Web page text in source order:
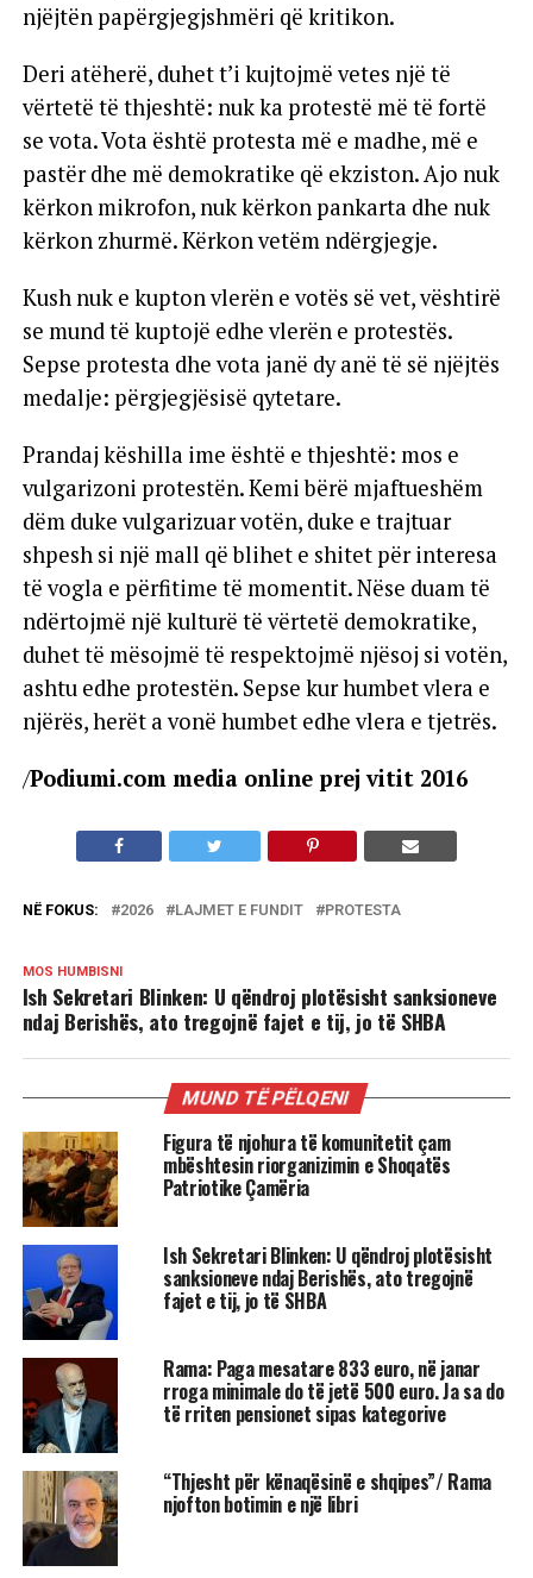
njëjtën papërgjegjshmëri që kritikon.
Deri atëherë, duhet t’i kujtojmë vetes një të
vërtetë të thjeshtë: nuk ka protestë më të fortë
se vota. Vota është protesta më e madhe, më e
pastër dhe më demokratike që ekziston. Ajo nuk
kërkon mikrofon, nuk kërkon pankarta dhe nuk
kërkon zhurmë. Kërkon vetëm ndërgjegje.
Kush nuk e kupton vlerën e votës së vet, vështirë
se mund të kuptojë edhe vlerën e protestës.
Sepse protesta dhe vota janë dy anë të së njëjtës
medalje: përgjegjësisë qytetare.
Prandaj këshilla ime është e thjeshtë: mos e
vulgarizoni protestën. Kemi bërë mjaftueshëm
dëm duke vulgarizuar votën, duke e trajtuar
shpesh si një mall që blihet e shitet për interesa
të vogla e përfitime të momentit. Nëse duam të
ndërtojmë një kulturë të vërtetë demokratike,
duhet të mësojmë të respektojmë njësoj si votën,
ashtu edhe protestën. Sepse kur humbet vlera e
njërës, herët a vonë humbet edhe vlera e tjetrës.
/Podiumi.com media online prej vitit 2016
NË FOKUS: 2026 LAJMET E FUNDIT PROTESTA
MOS HUMBISNI
Ish Sekretari Blinken: U qëndroj plotësisht sanksioneve
ndaj Berishës, ato tregojnë fajet e tij, jo të SHBA
MUND TË PËLQENI
Figura të njohura të komunitetit çam
mbështesin riorganizimin e Shoqatës
Patriotike Çamëria
Ish Sekretari Blinken: U qëndroj plotësisht
sanksioneve ndaj Berishës, ato tregojnë
fajet e tij, jo të SHBA
Rama: Paga mesatare 833 euro, në janar
rroga minimale do të jetë 500 euro. Ja sa do
të rriten pensionet sipas kategorive
“Thjesht për kënaqësinë e shqipes”/ Rama
njofton botimin e një libri